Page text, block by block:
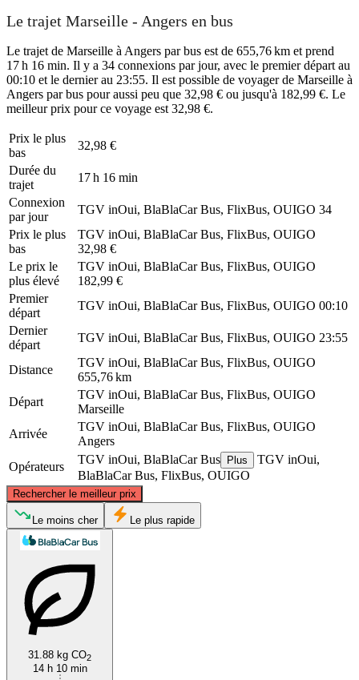
Le trajet Marseille - Angers en bus
Le trajet de Marseille à Angers par bus est de 655,76 km et prend
17 h 16 min. Il y a 34 connexions par jour, avec le premier départ au
00:10 et le dernier au 23:55. Il est possible de voyager de Marseille à
Angers par bus pour aussi peu que 32,98 € ou jusqu'à 182,99 €. Le
meilleur prix pour ce voyage est 32,98 €.
Prix ​​le plus
bas
32,98 €
Durée du
trajet
17 h 16 min
Connexion
par jour
TGV inOui, BlaBlaCar Bus, FlixBus, OUIGO 34
Prix ​​le plus
bas
TGV inOui, BlaBlaCar Bus, FlixBus, OUIGO
32,98 €
Le prix le
plus élevé
TGV inOui, BlaBlaCar Bus, FlixBus, OUIGO
182,99 €
Premier
départ
TGV inOui, BlaBlaCar Bus, FlixBus, OUIGO 00:10
Dernier
départ
TGV inOui, BlaBlaCar Bus, FlixBus, OUIGO 23:55
Distance
TGV inOui, BlaBlaCar Bus, FlixBus, OUIGO
655,76 km
Départ
TGV inOui, BlaBlaCar Bus, FlixBus, OUIGO
Marseille
Arrivée
TGV inOui, BlaBlaCar Bus, FlixBus, OUIGO
Angers
Opérateurs
TGV inOui, BlaBlaCar Bus Plus
TGV inOui,
BlaBlaCar Bus, FlixBus, OUIGO
Rechercher le meilleur prix
©CARTO, ©OpenStreetMap
Le moins cher Le plus rapide
31.88 kg CO2
14 h 10 min